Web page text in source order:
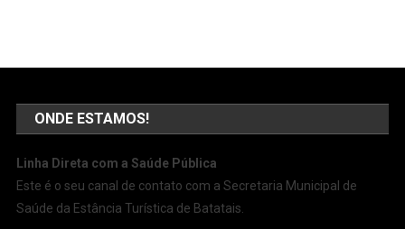
ONDE ESTAMOS!
Linha Direta com a Saúde Pública
Este é o seu canal de contato com a Secretaria Municipal de
Saúde da Estância Turística de Batatais.